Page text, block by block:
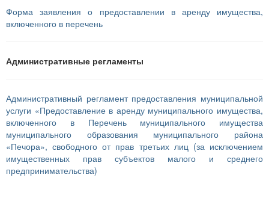
Форма заявления о предоставлении в аренду имущества,
включенного в перечень
Административные регламенты
Административный регламент предоставления муниципальной
услуги «Предоставление в аренду муниципального имущества,
включенного в Перечень муниципального имущества
муниципального образования муниципального района
«Печора», свободного от прав третьих лиц (за исключением
имущественных прав субъектов малого и среднего
предпринимательства)